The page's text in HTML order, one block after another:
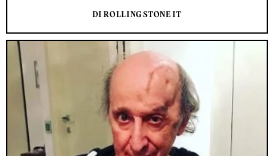
DI ROLLING STONE IT